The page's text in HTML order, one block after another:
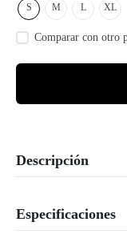
S M L XL
Descripción
Especificaciones